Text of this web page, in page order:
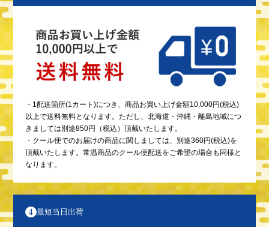
・1配送箇所(1カート)につき、商品お買い上げ金額10,000円(税込)
以上で送料無料となります。ただし、北海道・沖縄・離島地域につ
きましては別途850円（税込）頂戴いたします。
・クール便でのお届けの商品に関しましては、別途360円(税込)を
頂戴いたします。常温商品のクール便配送をご希望の場合も同様と
なります。
4 最短当日出荷